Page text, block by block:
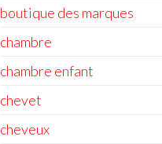
boutique des marques
chambre
chambre enfant
chevet
cheveux